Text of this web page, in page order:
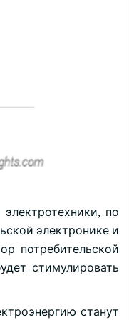
по
электронике и
потребительской
стимулировать
станут